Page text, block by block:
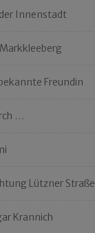
Innenstadt
Freundin
…
Lützner Straße
Krannich